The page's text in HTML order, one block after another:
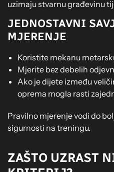
uzimaju stvarnu građevinu
JEDNOSTAVNI
MJERENJE
Koristite mekanu
Mjerite bez debelih
Ako je dijete između
oprema mogla rasti
Pravilno mjerenje vodi do
sigurnosti na treningu.
ZAŠTO UZRAST